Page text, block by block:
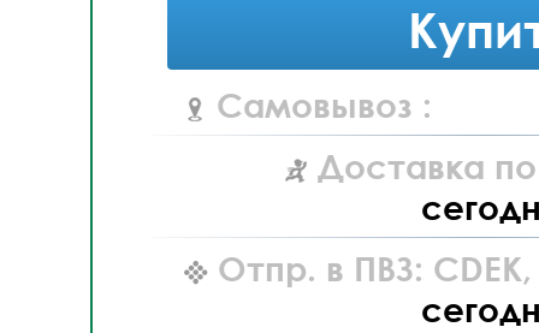
Самовывоз :
Доставка
Отпр. в ПВЗ: CDEK,